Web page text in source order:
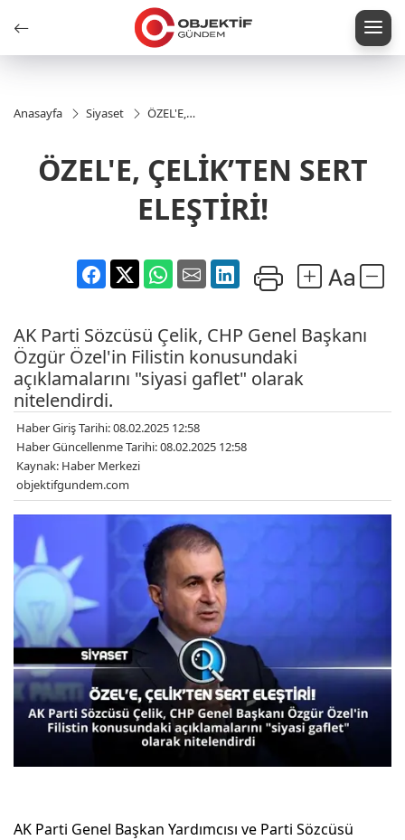
Anasayfa Siyaset
ÖZEL'E,
ELEŞTİRİ!
ÖZEL'E, ÇELİK’TEN SERT
ELEŞTİRİ!
AK Parti Sözcüsü Çelik, CHP Genel Başkanı
Özgür Özel'in Filistin konusundaki
açıklamalarını "siyasi gaflet" olarak
nitelendirdi.
Haber Giriş Tarihi: 08.02.2025 12:58
Haber Güncellenme Tarihi: 08.02.2025 12:58
Kaynak: Haber Merkezi
objektifgundem.com
AK Parti Genel Başkan Yardımcısı ve Parti Sözcüsü